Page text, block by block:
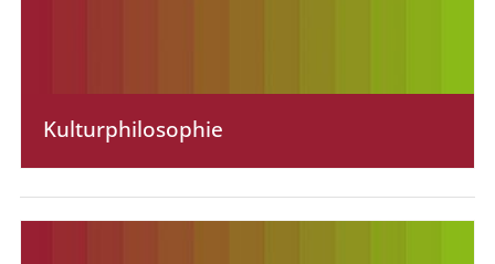
Kultur­philosophie